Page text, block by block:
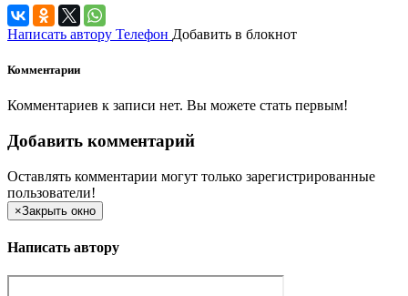
Написать автору Телефон Добавить в блокнот
Комментарии
Комментариев к записи нет. Вы можете стать первым!
Добавить комментарий
Оставлять комментарии могут только зарегистрированные
пользователи!
×Закрыть окно
Написать автору